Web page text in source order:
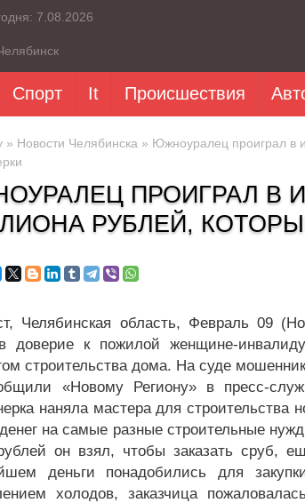
7.08.2026
Спорт It Происшествия
» Новости Челябинска » Южноуралец проиграл в
ПРОИГРАЛ В
РУБЛЕЙ,
Челябинская область, Февраль 09
доверие к пожилой женщине-
строительства дома. На суде
«Новому Региону» в пресс-
наняла мастера для
на самые разные строительные
он взял, чтобы заказать сруб,
деньги понадобились для
холодов, заказчица